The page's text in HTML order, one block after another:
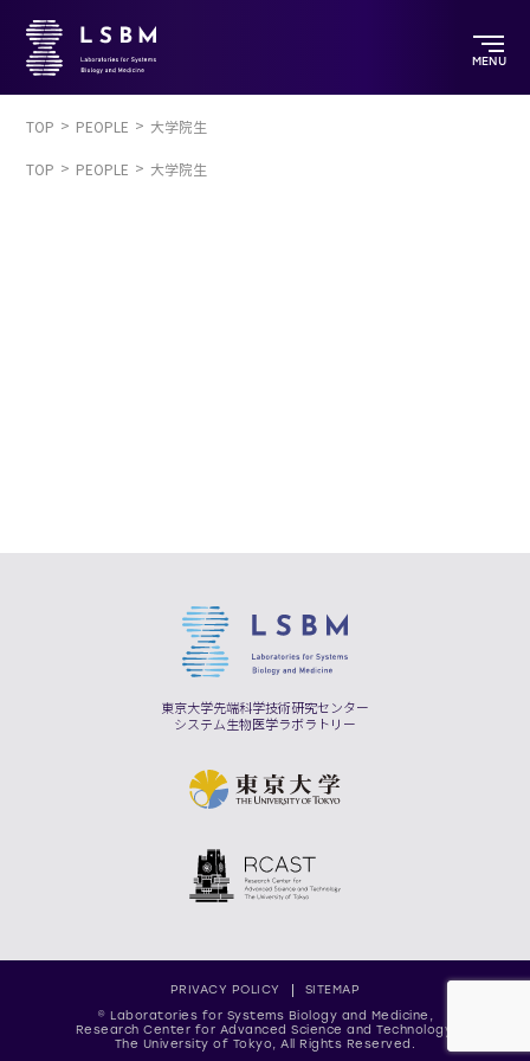
MENU
TOP PEOPLE 大学院生
TOP PEOPLE 大学院生
東京大学先端科学技術研究センター
システム生物医学ラボラトリー
PRIVACY POLICY
SITEMAP
© Laboratories for Systems Biology and Medicine,
Research Center for Advanced Science and Technology,
The University of Tokyo, All Rights Reserved.